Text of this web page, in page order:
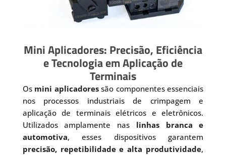
Mini Aplicadores: Precisão, Eficiência
e Tecnologia em Aplicação de
Terminais
Os mini aplicadoressão componentes essenciais
nos processos industriais de crimpagem e
aplicação de terminais elétricos e eletrônicos.
Utilizados amplamente nas linhas branca e
automotiva, esses dispositivos garantem
precisão, repetibilidade e alta produtividade,